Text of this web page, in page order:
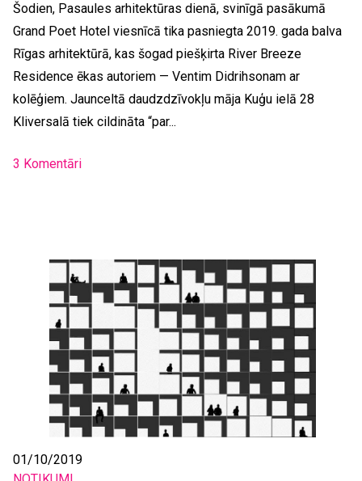
Šodien, Pasaules arhitektūras dienā, svinīgā pasākumā
Grand Poet Hotel viesnīcā tika pasniegta 2019. gada balva
Rīgas arhitektūrā, kas šogad piešķirta River Breeze
Residence ēkas autoriem — Ventim Didrihsonam ar
kolēģiem. Jaunceltā daudzdzīvokļu māja Kuģu ielā 28
Kliversalā tiek cildināta “par...
3 Komentāri
01/10/2019